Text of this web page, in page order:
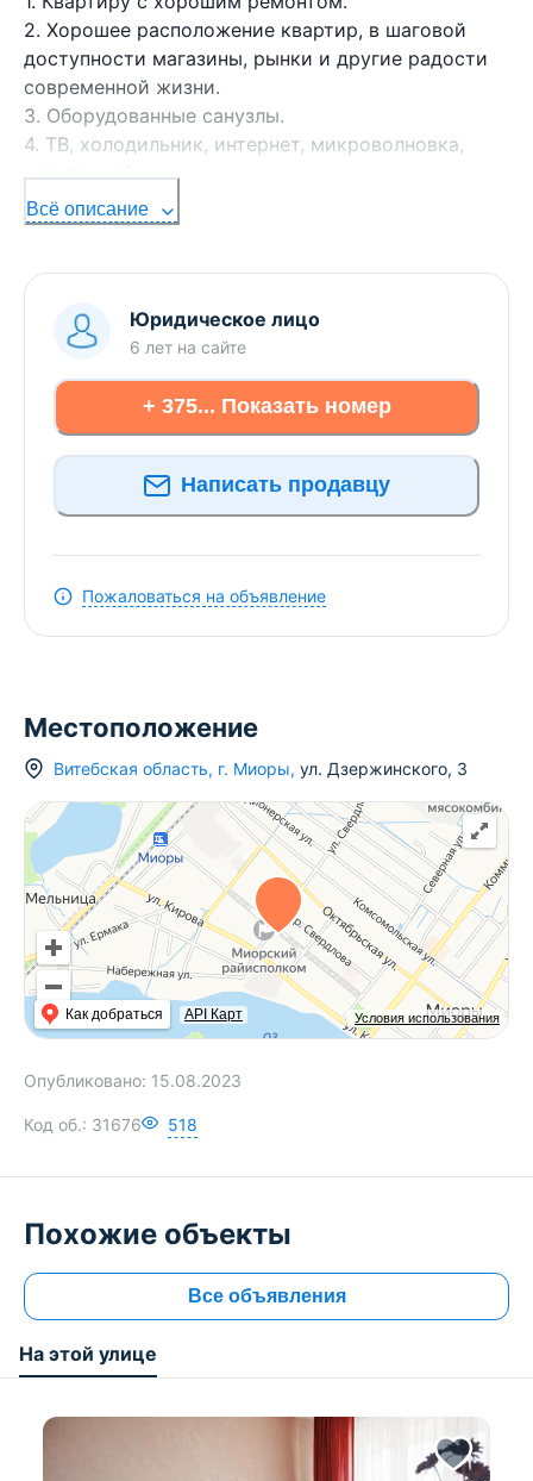
2. Хорошее расположение квартир, в шаговой
доступности магазины, рынки и другие радости
современной жизни.
3. Оборудованные санузлы.
4. ТВ, холодильник, интернет, микроволновка,
электрочайник.
5. Оборудованную кухню.
6. Всю необходимую посуду для приготовления и
7. Постельные принадлежности ( комплект
постельного белья, одеяла, подушки, полотенца).
8. Уборка квартир
10. Улучшенные спальные места (раздельные)
11. Пакет отчетных документов.
12. Любая форма оплаты
13. Персональный администратор, который
поможет решить все вопросы при проживании.
Всё описание
Юридическое лицо
6 лет на сайте
+ 375... Показать номер
Написать продавцу
Пожаловаться на объявление
Местоположение
Витебская область, г. Миоры, ул. Дзержинского, 3
Условия использования
Как добраться API Карт
Опубликовано: 15.08.2023
Код об.: 31676 518
Похожие объекты
Все объявления
На этой улице